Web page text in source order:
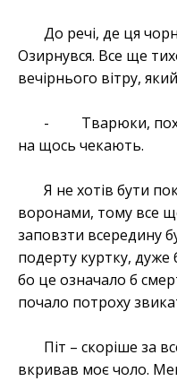
До речі, де ця
Озирнувся. Все ще
вечірнього вітру,
- Тварюки,
на щось чекають.
Я не хотів бути
воронами, тому все
заповзти всередину
подерту куртку, дуже
бо це означало б
почало потроху
Піт – скоріше за
вкривав моє чоло.